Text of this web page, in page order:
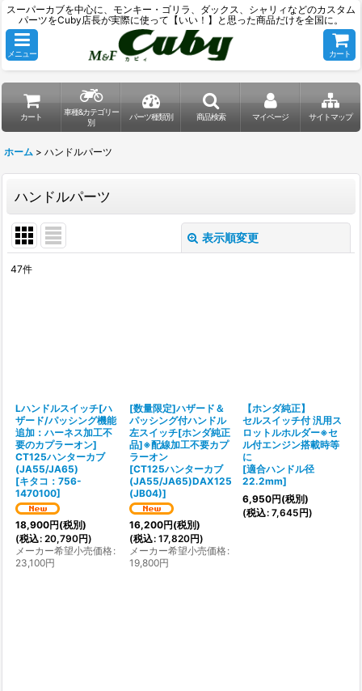
スーパーカブを中心に、モンキー・ゴリラ、ダックス、シャリィなどのカスタム
パーツをCuby店長が実際に使って【いい！】と思った商品だけを全国に。
メニュー カート
カート
車種&カテゴリー
別
パーツ種類別 商品検索 マイページ サイトマップ
ホーム > ハンドルパーツ
ハンドルパーツ
表示順変更
47件
Lハンドルスイッチ[ハ
ザード/パッシング機能
追加：ハーネス加工不
要のカプラーオン]
CT125ハンターカブ
(JA55/JA65)
[キタコ：756-
1470100]
18,900円(税別)
(税込: 20,790円)
メーカー希望小売価格:
23,100円
[数量限定]ハザード＆
パッシング付ハンドル
左スイッチ[ホンダ純正
品]※配線加工不要カプ
ラーオン
[CT125ハンターカブ
(JA55/JA65)DAX125
(JB04)]
16,200円(税別)
(税込: 17,820円)
メーカー希望小売価格:
19,800円
【ホンダ純正】
セルスイッチ付 汎用ス
ロットルホルダー※セ
ル付エンジン搭載時等
に
[適合ハンドル径
22.2mm]
6,950円(税別)
(税込: 7,645円)